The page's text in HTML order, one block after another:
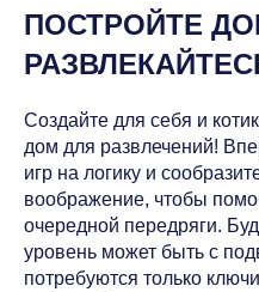
ПОСТРОЙТЕ
Создайте для себя и
дом для развлечений!
игр на логику и
воображение, чтобы
очередной передряги.
уровень может быть с
потребуются только